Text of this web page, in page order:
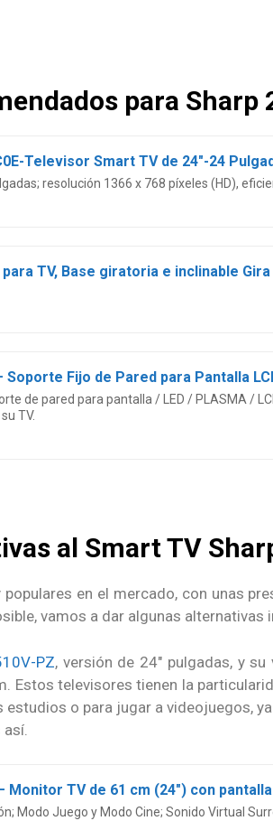
para Sharp
resolución 1366 x 768 píxeles (HD),
de pared para pantalla / LED / PLASMA /
TV.
al Smart TV
en el mercado, con unas
vamos a dar algunas alternativas
PZ, versión de 24″ pulgadas, y
Estos televisores tienen la
estudios o para jugar a videojuegos,
Modo Juego y Modo Cine; Sonido Virtual